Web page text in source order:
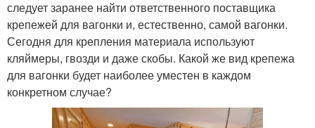
следует заранее найти ответственного поставщика
крепежей для вагонки и, естественно, самой вагонки.
Сегодня для крепления материала используют
кляймеры, гвозди и даже скобы. Какой же вид крепежа
для вагонки будет наиболее уместен в каждом
конкретном случае?